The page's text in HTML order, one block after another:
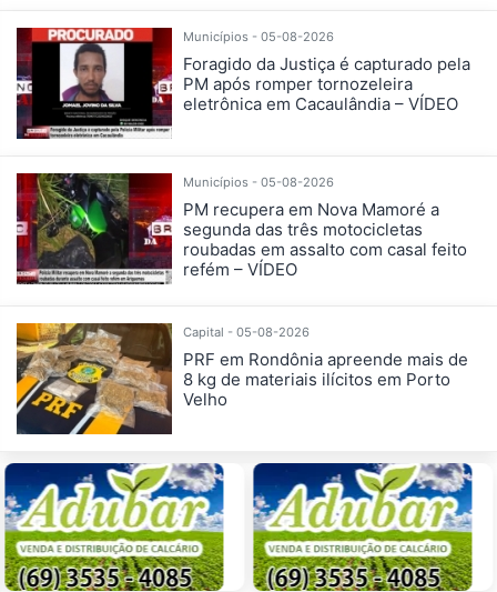
Municípios - 05-08-2026
Foragido da Justiça é capturado pela
PM após romper tornozeleira
eletrônica em Cacaulândia – VÍDEO
Municípios - 05-08-2026
PM recupera em Nova Mamoré a
segunda das três motocicletas
roubadas em assalto com casal feito
refém – VÍDEO
Capital - 05-08-2026
PRF em Rondônia apreende mais de
8 kg de materiais ilícitos em Porto
Velho